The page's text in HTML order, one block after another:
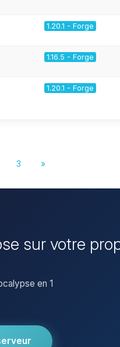
1.20.1 - Forge
1.16.5 - Forge
1.20.1 - Forge
3 »
sur votre
en 1